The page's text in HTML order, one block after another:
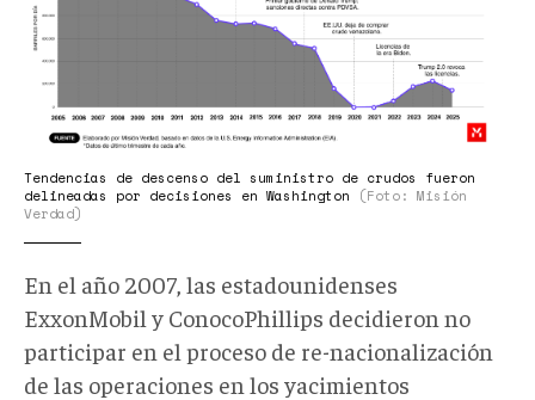
Tendencias de descenso del suministro de crudos fueron
delineadas por decisiones en Washington
(Foto: Misión
Verdad)
En el año 2007, las estadounidenses
ExxonMobil y ConocoPhillips decidieron no
participar en el proceso de re-nacionalización
de las operaciones en los yacimientos